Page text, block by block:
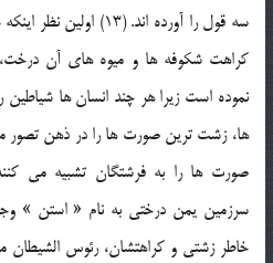
سه قول را آورده اند. (13)
کراهت شکوفه ها و میوه های آن
نموده است زیرا هر چند انسان ها شیاطین
ها، زشت ترین صورت ها را در ذهن تصور
سرزمین یمن درختی به نام « استن »
خاطر زشتی و کراهتشان، رئوس الشیطان